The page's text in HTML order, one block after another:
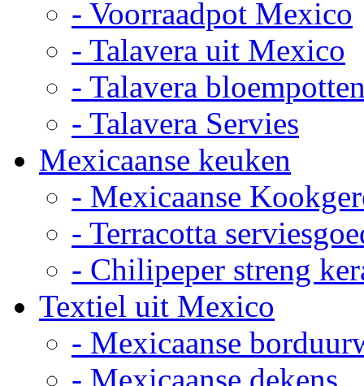
- Voorraadpot Mexico
- Talavera uit Mexico
- Talavera
- Talavera Servies
Mexicaanse keuken
- Mexicaanse
- Terracotta
- Chilipeper streng
Textiel uit Mexico
- Mexicaanse
- Mexicaanse dekens